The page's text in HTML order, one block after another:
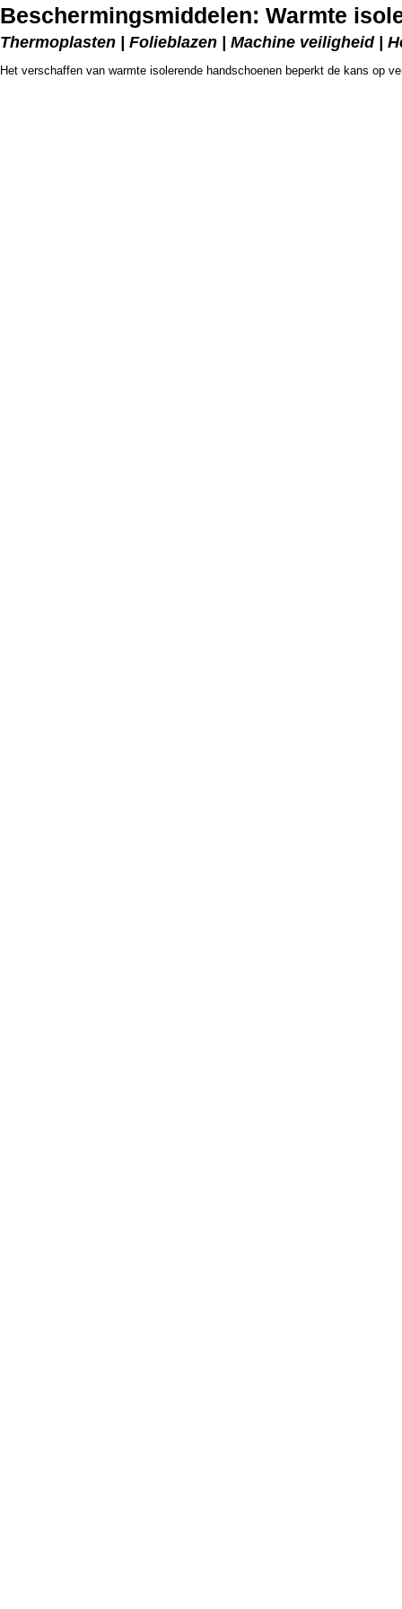
Beschermingsmiddelen: Warmte
Thermoplasten | Folieblazen | Machine veiligheid |
Het verschaffen van warmte isolerende handschoenen beperkt de kans op